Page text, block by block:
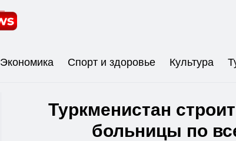
Экономика Спорт и здоровье Культура
Туркменистан
больницы по